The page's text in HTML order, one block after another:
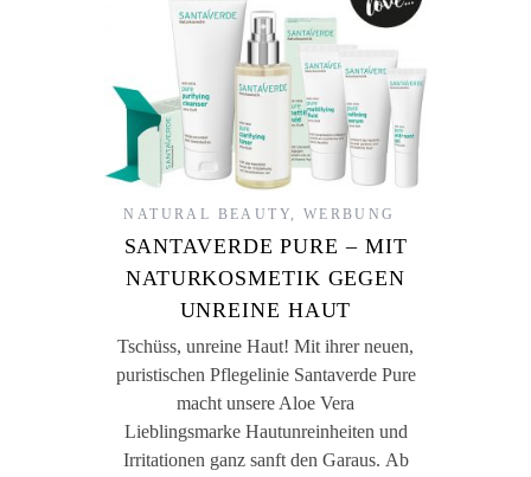
NATURAL BEAUTY, WERBUNG
SANTAVERDE PURE – MIT
NATURKOSMETIK GEGEN
UNREINE HAUT
Tschüss, unreine Haut! Mit ihrer neuen,
puristischen Pflegelinie Santaverde Pure
macht unsere Aloe Vera
Lieblingsmarke Hautunreinheiten und
Irritationen ganz sanft den Garaus. Ab